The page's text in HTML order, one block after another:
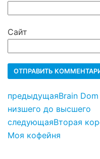
Сайт
предыдущаяBrain
низшего до высшего
следующаяВторая
Моя кофейня